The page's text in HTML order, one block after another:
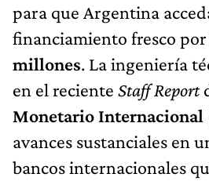
para que Argentina
financiamiento fresco por
millones. La ingeniería
en el reciente Staff Report
Monetario Internacional
avances sustanciales en
bancos internacionales